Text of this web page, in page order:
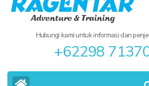
Hubungi kami untuk informasi dan
+62298